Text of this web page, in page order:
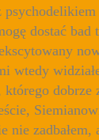
dostać bad
wtedy
dobrze
nie zadbałem,